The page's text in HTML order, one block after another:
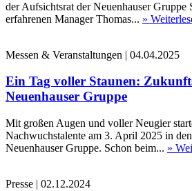
der Aufsichtsrat der Neuenhauser
erfahrenen Manager Thomas... »
Messen & Veranstaltungen | 04.04.2025
Ein Tag voller Staunen:
Neuenhauser Gruppe
Mit großen Augen und voller Neugier
Nachwuchstalente am 3. April 2025 in
Neuenhauser Gruppe. Schon beim... »
Presse | 02.12.2024